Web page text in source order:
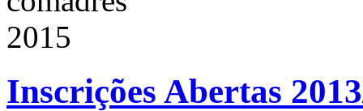
Inscrições Abertas